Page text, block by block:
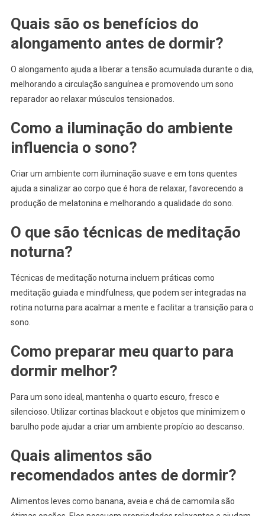
Quais são os benefícios do
alongamento antes de dormir?
O alongamento ajuda a liberar a tensão acumulada durante o dia,
melhorando a circulação sanguínea e promovendo um sono
reparador ao relaxar músculos tensionados.
Como a iluminação do ambiente
influencia o sono?
Criar um ambiente com iluminação suave e em tons quentes
ajuda a sinalizar ao corpo que é hora de relaxar, favorecendo a
produção de melatonina e melhorando a qualidade do sono.
O que são técnicas de meditação
noturna?
Técnicas de meditação noturna incluem práticas como
meditação guiada e mindfulness, que podem ser integradas na
rotina noturna para acalmar a mente e facilitar a transição para o
sono.
Como preparar meu quarto para
dormir melhor?
Para um sono ideal, mantenha o quarto escuro, fresco e
silencioso. Utilizar cortinas blackout e objetos que minimizem o
barulho pode ajudar a criar um ambiente propício ao descanso.
Quais alimentos são
recomendados antes de dormir?
Alimentos leves como banana, aveia e chá de camomila são